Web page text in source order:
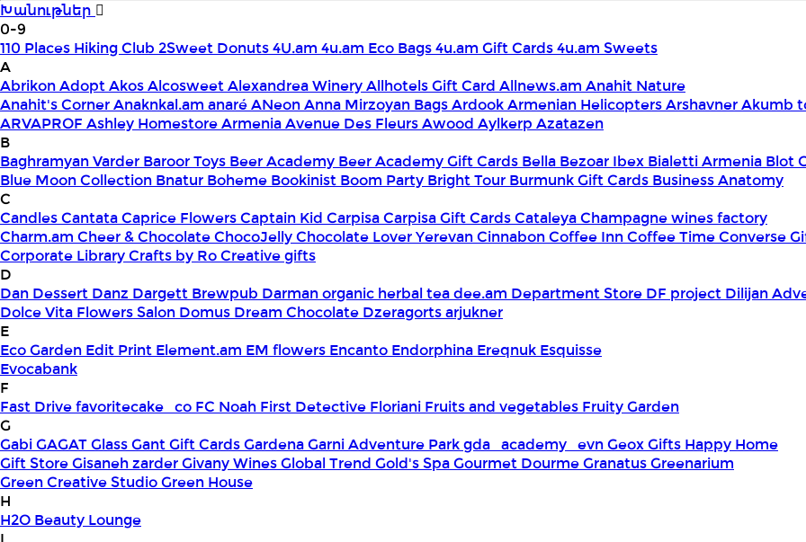
Խանութներ
0-9
110 Places Hiking Club 2Sweet Donuts4U.am 4u.am Eco Bags4u.am Gift Cards4u.am Sweets
A
AbrikonAdoptAkosAlcosweetAlexandrea WineryAllhotels Gift Card Allnews.am Anahit Nature
Anahit's CornerAnaknkal.am anaréANeonAnna Mirzoyan BagsArdookArmenian HelicoptersArshavner Akumb
ARVAPROF Ashley Homestore ArmeniaAvenue Des FleursAwood Aylkerp Azatazen
B
Baghramyan Varder Baroor Toys Beer Academy Beer Academy Gift Cards Bella Bezoar Ibex Bialetti Armenia Blot
Blue Moon Collection Bnatur Boheme Bookinist Boom Party Bright Tour Burmunk Gift Cards Business Anatomy
C
CandlesCantataCaprice FlowersCaptain Kid CarpisaCarpisa Gift CardsCataleyaChampagne wines factory
Charm.am Cheer & ChocolateChocoJellyChocolate Lover YerevanCinnabonCoffee InnCoffee TimeConverse
Corporate LibraryCrafts by RoCreative gifts
D
Dan Dessert Danz Dargett Brewpub Darman organic herbal teadee.am Department Store DF project Dilijan
Dolce Vita Flowers Salon Domus Dream Chocolate Dzeragorts arjukner
E
Eco Garden Edit Print Element.am EM flowers Encanto Endorphina Ereqnuk Esquisse
Evocabank
F
Fast Drivefavoritecake_co FC Noah First Detective Floriani Fruits and vegetables Fruity Garden
G
GabiGAGAT GlassGant Gift CardsGardenaGarni Adventure Parkgda_academy_evnGeoxGifts Happy Home
Gift StoreGisaneh zarderGivany WinesGlobal Trend Gold's SpaGourmet DourmeGranatusGreenarium
Green Creative StudioGreen House
H
H2O Beauty Lounge